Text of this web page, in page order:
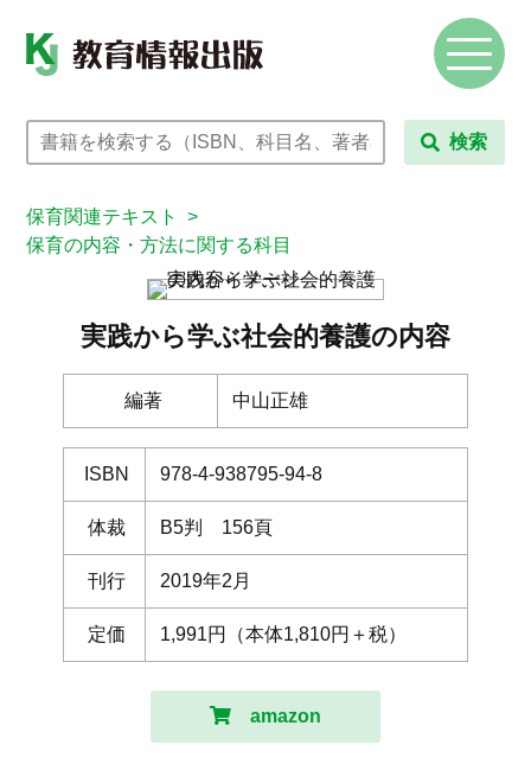
検索
保育関連テキスト
>
保育の内容・方法に関する科目
実践から学ぶ社会的養護の内容
編著 中山正雄
ISBN 978-4-938795-94-8
体裁 B5判 156頁
刊行 2019年2月
定価 1,991円（本体1,810円＋税）
amazon